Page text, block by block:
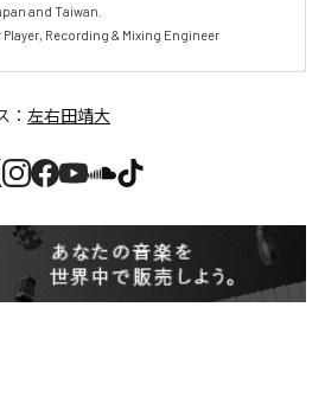
and Taiwan.
Recording & Mixing Engineer
： 左右田靖大